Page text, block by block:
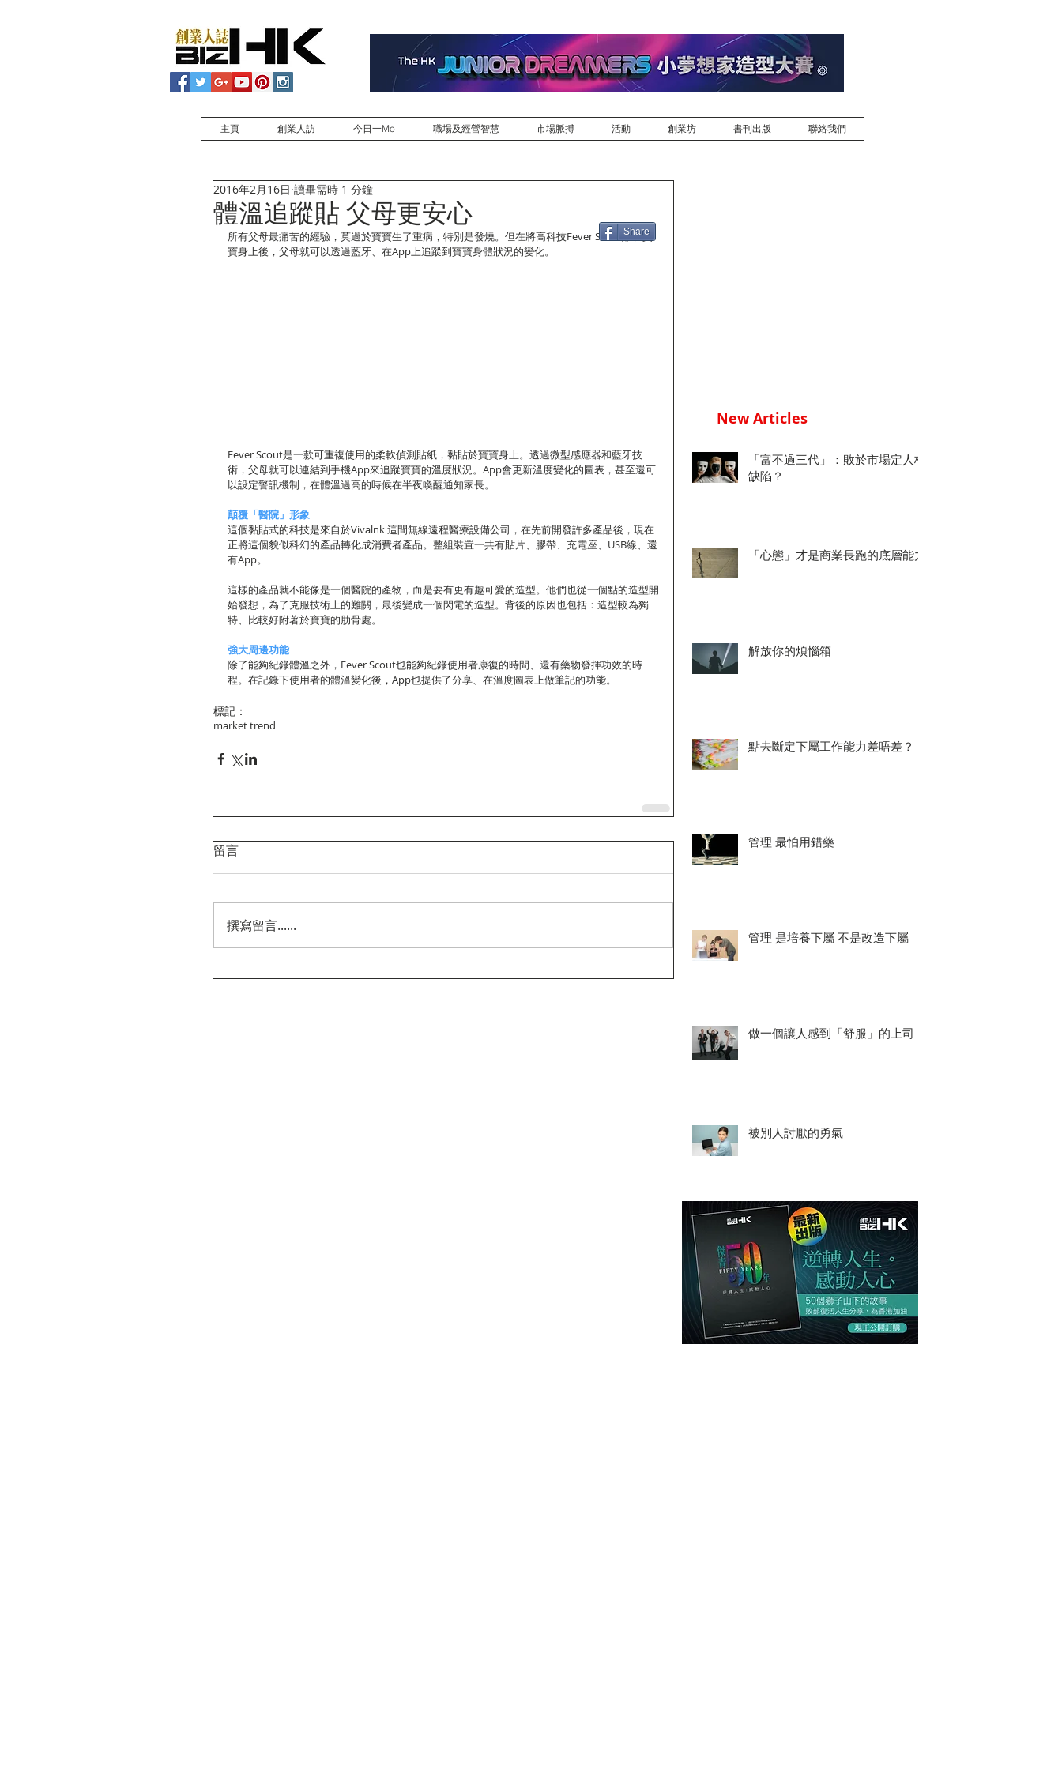
主頁 創業人訪 今日一Mo 職場及經營智慧 市場脈搏 活動 創業坊 書刊出版 聯絡我們
體溫追蹤貼 父母更安心
2016年2月16日 讀畢需時 1 分鐘
所有父母最痛苦的經驗，莫過於寶寶生了重病，特別是發燒。但在將高科技Fever Scout貼在寶
寶身上後，父母就可以透過藍牙、在App上追蹤到寶寶身體狀況的變化。
Fever Scout是一款可重複使用的柔軟偵測貼紙，黏貼於寶寶身上。透過微型感應器和藍牙技
術，父母就可以連結到手機App來追蹤寶寶的溫度狀況。App會更新溫度變化的圖表，甚至還可
以設定警訊機制，在體溫過高的時候在半夜喚醒通知家長。
顛覆「醫院」形象
這個黏貼式的科技是來自於Vivalnk 這間無線遠程醫療設備公司，在先前開發許多產品後，現在
正將這個貌似科幻的產品轉化成消費者產品。整組裝置一共有貼片、膠帶、充電座、USB線、還
有App。
這樣的產品就不能像是一個醫院的產物，而是要有更有趣可愛的造型。他們也從一個點的造型開
始發想，為了克服技術上的難關，最後變成一個閃電的造型。背後的原因也包括：造型較為獨
特、比較好附著於寶寶的肋骨處。
強大周邊功能
除了能夠紀錄體溫之外，Fever Scout也能夠紀錄使用者康復的時間、還有藥物發揮功效的時
程。在記錄下使用者的體溫變化後，App也提供了分享、在溫度圖表上做筆記的功能。
標記：
market trend
留言
撰寫留言......
Share
New Articles
「富不過三代」：敗於市場定人格
缺陷？
「心態」才是商業長跑的底層能力
解放你的煩惱箱
點去斷定下屬工作能力差唔差？
管理 最怕用錯藥
管理 是培養下屬 不是改造下屬
做一個讓人感到「舒服」的上司
被別人討厭的勇氣